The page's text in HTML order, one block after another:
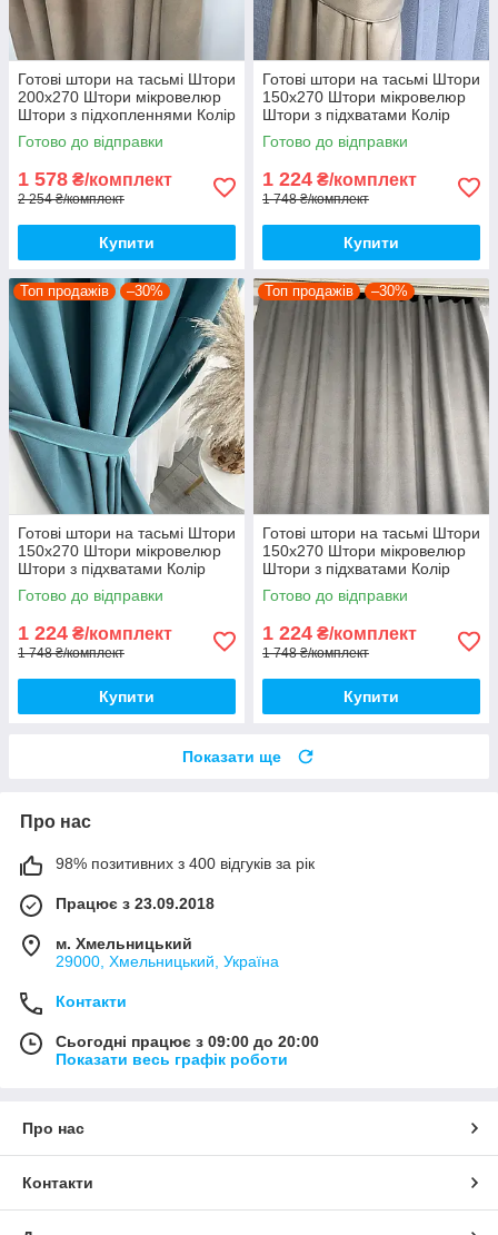
Готові штори на тасьмі Штори
200х270 Штори мікровелюр
Штори з підхопленнями Колір
бежевий
Готово до відправки
1 578 ₴/комплект
2 254 ₴/комплект
Купити
Готові штори на тасьмі Штори
150х270 Штори мікровелюр
Штори з підхватами Колір
кремовий
Готово до відправки
1 224 ₴/комплект
1 748 ₴/комплект
Купити
Топ продажів –30%
Готові штори на тасьмі Штори
150х270 Штори мікровелюр
Штори з підхватами Колір
бірюзовий
Готово до відправки
1 224 ₴/комплект
1 748 ₴/комплект
Купити
Топ продажів –30%
Готові штори на тасьмі Штори
150х270 Штори мікровелюр
Штори з підхватами Колір
Сірий
Готово до відправки
1 224 ₴/комплект
1 748 ₴/комплект
Купити
Показати ще
Про нас
98% позитивних з 400 відгуків за рік
Працює з 23.09.2018
м. Хмельницький
29000, Хмельницький, Україна
Контакти
Сьогодні працює з 09:00 до 20:00
Показати весь графік роботи
Про нас
Контакти